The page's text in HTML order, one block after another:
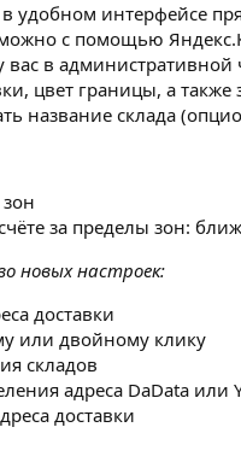
удобном интерфейсе
с помощью
вас в административной
цвет границы, а
название склада
за пределы зон:
новых настроек:
доставки
или двойному клику
складов
адреса DaData или
доставки